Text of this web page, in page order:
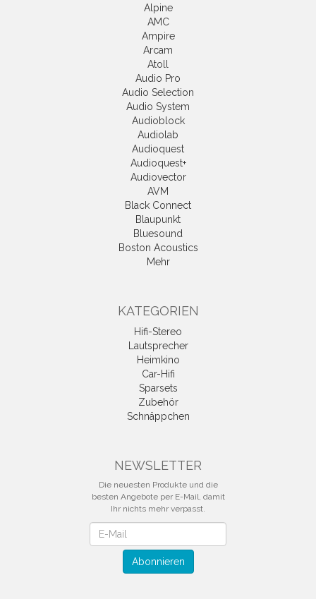
Alpine
AMC
Ampire
Arcam
Atoll
Audio Pro
Audio Selection
Audio System
Audioblock
Audiolab
Audioquest
Audioquest+
Audiovector
AVM
Black Connect
Blaupunkt
Bluesound
Boston Acoustics
Mehr
KATEGORIEN
Hifi-Stereo
Lautsprecher
Heimkino
Car-Hifi
Sparsets
Zubehör
Schnäppchen
NEWSLETTER
Die neuesten Produkte und die
besten Angebote per E-Mail, damit
Ihr nichts mehr verpasst.
Abonnieren